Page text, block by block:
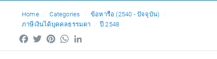
Ask a Question
Home Categories
ข้อหารือ (2540 - ปัจจุบัน)
ภาษีเงินได้บุคคลธรรมดา
ปี 2548
FacebookTwitterPinterestWhatsApp